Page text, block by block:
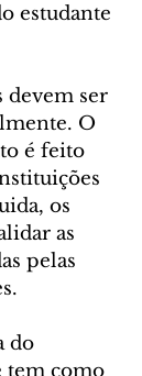
estudante
devem ser
O
é feito
os
as
pelas
do
tem como